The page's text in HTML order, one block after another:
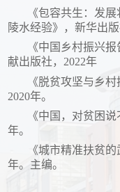
《包容共生：发
陵水经验》，新华出版
《中国乡村振兴报
献出版社，2022年
《脱贫攻坚与乡
2020年。
《中国，对贫困
年。
《城市精准扶贫
年。主编。